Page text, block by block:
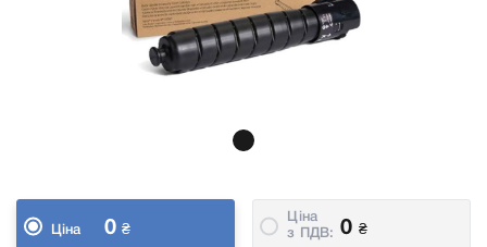
Ціна 0 ₴
Ціна
з ПДВ:
0 ₴